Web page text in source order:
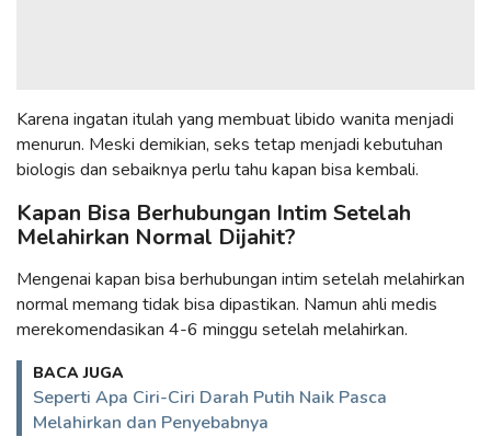
Karena ingatan itulah yang membuat libido wanita menjadi
menurun. Meski demikian, seks tetap menjadi kebutuhan
biologis dan sebaiknya perlu tahu kapan bisa kembali.
Kapan Bisa Berhubungan Intim Setelah
Melahirkan Normal Dijahit?
Mengenai kapan bisa berhubungan intim setelah melahirkan
normal memang tidak bisa dipastikan. Namun ahli medis
merekomendasikan 4-6 minggu setelah melahirkan.
BACA JUGA
Seperti Apa Ciri-Ciri Darah Putih Naik Pasca
Melahirkan dan Penyebabnya